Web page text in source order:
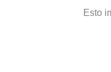
Esto